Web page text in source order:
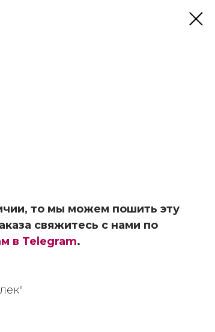
то мы можем пошить эту
свяжитесь с нами по
в Telegram.